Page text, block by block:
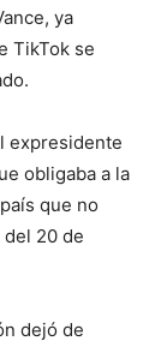
ya
TikTok se
expresidente
obligaba a la
que no
20 de
dejó de